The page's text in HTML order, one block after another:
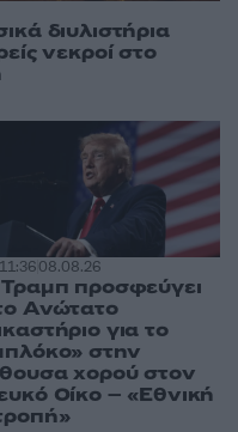
διυλιστήρια
νεκροί στο
11:3608.08.26
προσφεύγει
Ανώτατο
για το
στην
χορού στον
Οίκο – «Εθνική